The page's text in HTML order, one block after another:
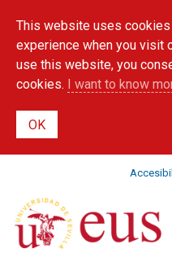
main
content
This website uses
experience when you visit
use this website, you
cookies. I want to know